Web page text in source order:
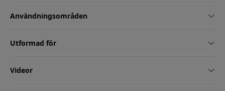
Användningsområden
Utformad för
Videor